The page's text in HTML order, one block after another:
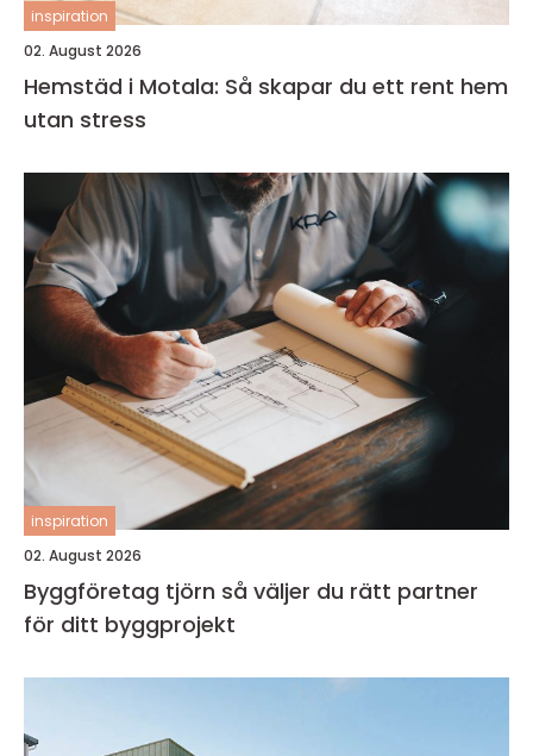
inspiration
02. August 2026
Hemstäd i Motala: Så skapar du ett rent hem
utan stress
inspiration
02. August 2026
Byggföretag tjörn så väljer du rätt partner
för ditt byggprojekt